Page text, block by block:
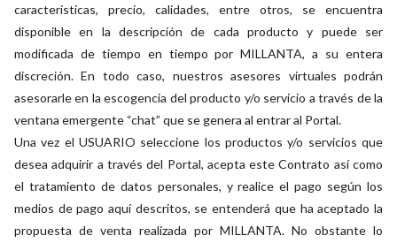
características, precio, calidades, entre otros, se encuentra
disponible en la descripción de cada producto y puede ser
modificada de tiempo en tiempo por MILLANTA, a su entera
discreción. En todo caso, nuestros asesores virtuales podrán
asesorarle en la escogencia del producto y/o servicio a través de la
ventana emergente “chat” que se genera al entrar al Portal.
Una vez el USUARIO seleccione los productos y/o servicios que
desea adquirir a través del Portal, acepta este Contrato así como
el tratamiento de datos personales, y realice el pago según los
medios de pago aquí descritos, se entenderá que ha aceptado la
propuesta de venta realizada por MILLANTA. No obstante lo